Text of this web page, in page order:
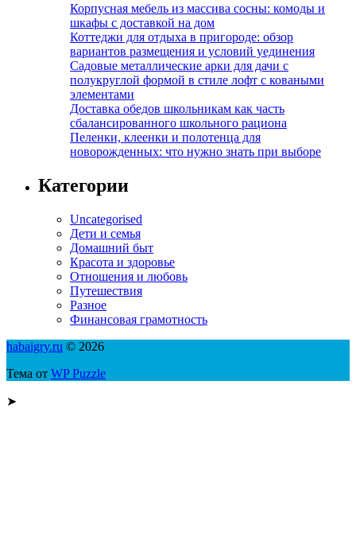
Корпусная мебель из массива сосны: комоды и
шкафы с доставкой на дом
Коттеджи для отдыха в пригороде: обзор
вариантов размещения и условий уединения
Садовые металлические арки для дачи с
полукруглой формой в стиле лофт с коваными
элементами
Доставка обедов школьникам как часть
сбалансированного школьного рациона
Пеленки, клеенки и полотенца для
новорожденных: что нужно знать при выборе
Категории
Uncategorised
Дети и семья
Домашний быт
Красота и здоровье
Отношения и любовь
Путешествия
Разное
Финансовая грамотность
habaigry.ru © 2026
Тема от WP Puzzle
➤